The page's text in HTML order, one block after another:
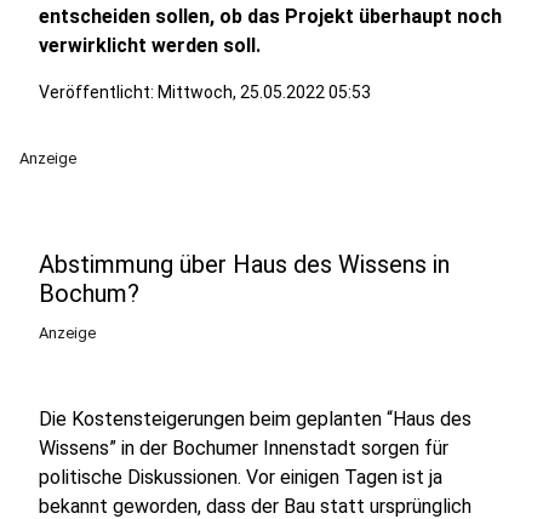
entscheiden sollen, ob das Projekt überhaupt noch
verwirklicht werden soll.
Veröffentlicht: Mittwoch, 25.05.2022 05:53
Anzeige
Abstimmung über Haus des Wissens in
Bochum?
Anzeige
Die Kostensteigerungen beim geplanten “Haus des
Wissens” in der Bochumer Innenstadt sorgen für
politische Diskussionen. Vor einigen Tagen ist ja
bekannt geworden, dass der Bau statt ursprünglich